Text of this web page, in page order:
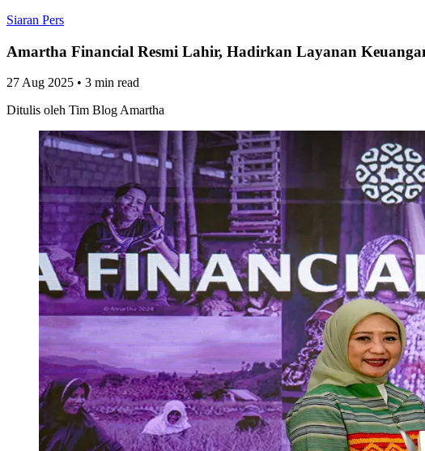
Siaran Pers
Amartha Financial Resmi Lahir, Hadirkan Layanan
27 Aug 2025 • 3 min read
Ditulis oleh Tim Blog Amartha